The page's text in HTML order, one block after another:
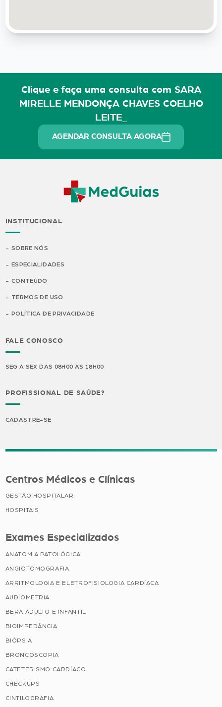
Clique e faça uma consulta com SARA
MIRELLE MENDONÇA CHAVES COELHO
LEITE_
AGENDAR CONSULTA AGORA
INSTITUCIONAL
SOBRE NÓS
ESPECIALIDADES
CONTEÚDO
TERMOS DE USO
POLÍTICA DE PRIVACIDADE
FALE CONOSCO
SEG A SEX DAS 08H00 ÀS 18H00
PROFISSIONAL DE SAÚDE?
CADASTRE-SE
Centros Médicos e Clínicas
GESTÃO HOSPITALAR
HOSPITAIS
Exames Especializados
ANATOMIA PATOLÓGICA
ANGIOTOMOGRAFIA
ARRITMOLOGIA E ELETROFISIOLOGIA CARDÍACA
AUDIOMETRIA
BERA ADULTO E INFANTIL
BIOIMPEDÂNCIA
BIÓPSIA
BRONCOSCOPIA
CATETERISMO CARDÍACO
CHECKUPS
CINTILOGRAFIA